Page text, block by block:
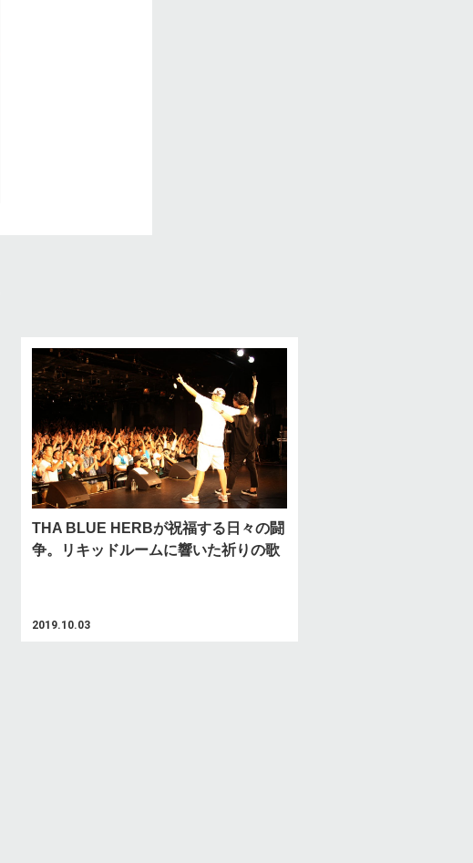
THA BLUE HERBが祝福する日々の闘
争。リキッドルームに響いた祈りの歌
2019.10.03